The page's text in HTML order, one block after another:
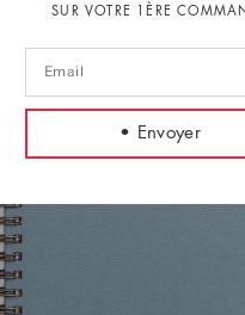
SUR VOTRE 1ÈRE